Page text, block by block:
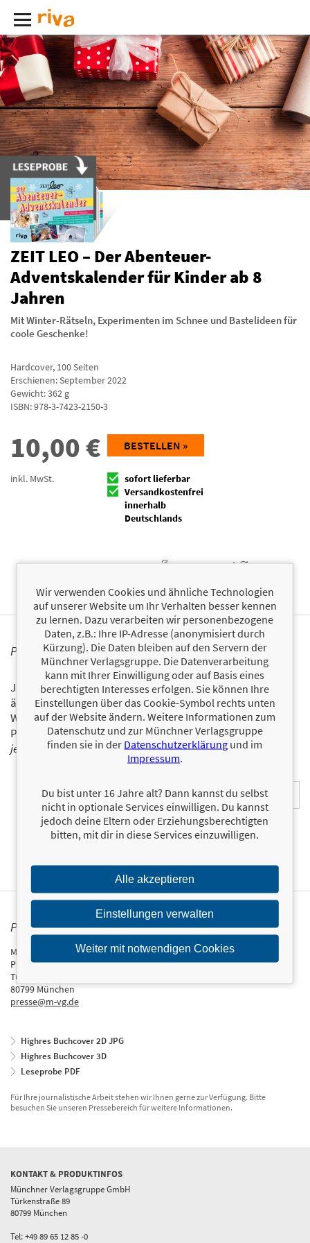
ZEIT LEO – Der Abenteuer-
Adventskalender für Kinder ab 8
Jahren
Mit Winter-Rätseln, Experimenten im Schnee und Bastelideen für
coole Geschenke!
Hardcover, 100Seiten
Erschienen: September 2022
Gewicht: 362 g
ISBN:978-3-7423-2150-3
10,00€
inkl. MwSt.
BESTELLEN »
sofort lieferbar
Versandkostenfrei
innerhalb
Deutschlands
PERSONALISIERTE PRODUKTINFORMATIONEN
Ja, ich will über interessante Neuerscheinungen und
ähnliche Produkte informiert werden.
Wir halten Sie per E-Mail auf dem aktuellen Stand über das
Programm der Münchner Verlagsgruppe.Tragen Sie sich
jetzt ein!
PRESSEKONTAKT
Münchner Verlagsgruppe GmbH
Presseabteilung
Türkenstraße 89
80799 München
presse@m-vg.de
Highres Buchcover 2D JPG
Highres Buchcover 3D
Leseprobe PDF
Für Ihre journalistische Arbeit stehen wir Ihnen gerne zur Verfügung. Bitte
besuchen Sie unseren Pressebereich für weitere Informationen.
KONTAKT & PRODUKTINFOS
Münchner Verlagsgruppe GmbH
Türkenstraße 89
80799 München
Tel: +49 89 65 12 85 -0
Wir verwenden Cookies und ähnliche Technologien
auf unserer Website um Ihr Verhalten besser kennen
zu lernen. Dazu verarbeiten wir personenbezogene
Daten, z.B.: Ihre IP-Adresse (anonymisiert durch
Kürzung). Die Daten bleiben auf den Servern der
Münchner Verlagsgruppe. Die Datenverarbeitung
kann mit Ihrer Einwilligung oder auf Basis eines
berechtigten Interesses erfolgen. Sie können Ihre
Einstellungen über das Cookie-Symbol rechts unten
auf der Website ändern. Weitere Informationen zum
Datenschutz und zur Münchner Verlagsgruppe
finden sie in der Datenschutzerklärung und im
Impressum.
Du bist unter 16 Jahre alt? Dann kannst du selbst
nicht in optionale Services einwilligen. Du kannst
jedoch deine Eltern oder Erziehungsberechtigten
bitten, mit dir in diese Services einzuwilligen.
Alle akzeptieren
Einstellungen verwalten
Weiter mit notwendigen Cookies